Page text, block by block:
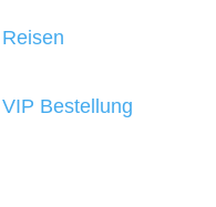
Reisen
VIP Bestellung